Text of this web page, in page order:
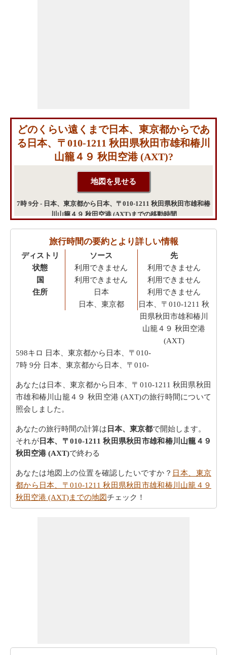
どのくらい遠くまで日本、東京都からであ
る日本、〒010-1211 秋田県秋田市雄和椿川
山籠４９ 秋田空港 (AXT)?
7時 9分 - 日本、東京都から日本、〒010-1211 秋田県秋田市雄和椿
川山籠４９ 秋田空港 (AXT)までの移動時間
旅行時間の要約とより詳しい情報
ディストリ
状態
国
住所
ソース
利用できません
利用できません
日本
日本、東京都
先
利用できません
利用できません
利用できません
日本、〒010-1211 秋
田県秋田市雄和椿川
山籠４９ 秋田空港
(AXT)
598キロ 日本、東京都から日本、〒010-
7時 9分 日本、東京都から日本、〒010-
あなたは日本、東京都から日本、〒010-1211 秋田県秋田
市雄和椿川山籠４９ 秋田空港 (AXT)の旅行時間について
照会しました。
あなたの旅行時間の計算は 日本、東京都で開始します。
それが日本、〒010-1211 秋田県秋田市雄和椿川山籠４９
秋田空港 (AXT)で終わる
あなたは地図上の位置を確認したいですか？ 日本、東京
都から日本、〒010-1211 秋田県秋田市雄和椿川山籠４９
秋田空港 (AXT)までの地図チェック！